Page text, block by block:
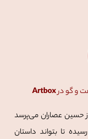
و گودرArtbox
حسین عصاران می‌پرسد
تا بتواند داستان